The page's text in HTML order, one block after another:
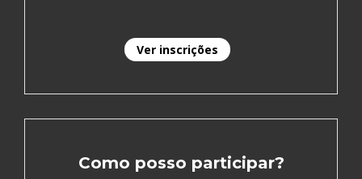
Ver inscrições
Como posso participar?